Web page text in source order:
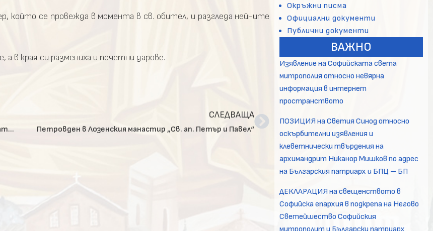
който се провежда в момента в св. обител, и разгледа нейните
в края си размениха и почетни дарове.
Поклонническа група от Велико Търново посети Искрецката св. обител „Успение Богородично“
СЛЕДВАЩА
Петровден в Лозенския манастир „Св. ап. Петър и Павел“
Окръжни писма
Официални документи
Публични документи
ВАЖНО
Изявление на Софийската света
митрополия относно невярна
информация в интернет
пространството
ПОЗИЦИЯ на Светия Синод относно
оскърбителни изявления и
клеветнически твърдения на
архимандрит Никанор Мишков по адрес
на Българския патриарх и БПЦ – БП
ДЕКЛАРАЦИЯ на свещенството в
Софийска епархия в подкрепа на Негово
Светейшество Софийския